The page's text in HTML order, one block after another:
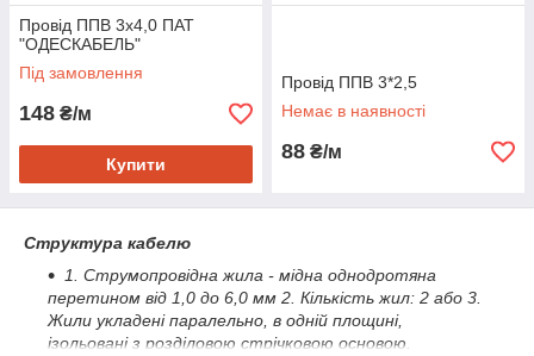
Провід ППВ 3х4,0 ПАТ
"ОДЕСКАБЕЛЬ"
Під замовлення
148 ₴/м
Купити
Провід ППВ 3*2,5
Немає в наявності
88 ₴/м
Структура кабелю
1. Струмопровідна жила - мідна однодротяна
перетином від 1,0 до 6,0 мм 2 . Кількість жил: 2 або 3.
Жили укладені паралельно, в одній площині,
ізольовані з розділовою стрічковою основою.